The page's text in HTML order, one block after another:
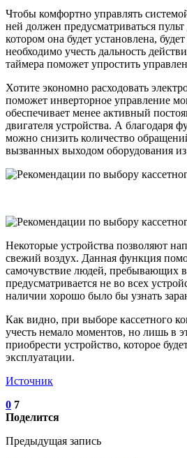
Чтобы комфортно управлять
ней должен предусматриваться
котором она будет установлена,
необходимо учесть дальность
таймера поможет упростить
Хотите экономно расходовать
поможет инверторное управление
обеспечивает менее активный
двигателя устройства. А благодаря
можно снизить количество
вызванных выходом оборудования из
Некоторые устройства позволяют
свежий воздух. Данная функция
самочувствие людей, пребывающих
предусматривается не во всех
наличии хорошо было бы узнать
Как видно, при выборе кассетного
учесть немало моментов, но лишь в
приобрести устройство, которое
эксплуатации.
Источник
0 7
Поделится
Предыдущая запись